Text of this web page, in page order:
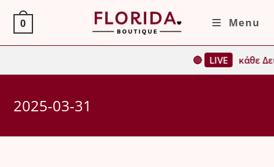
content
0 Menu
🔴 LIVE κάθε
2025-03-31